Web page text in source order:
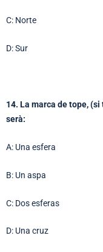
C: Norte
D: Sur
14. La marca de tope,
serà:
A: Una esfera
B: Un aspa
C: Dos esferas
D: Una cruz